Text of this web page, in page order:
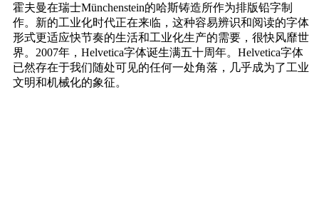
霍夫曼在瑞士Münchenstein的哈斯铸造所作为排版铅字制
作。新的工业化时代正在来临，这种容易辨识和阅读的字体
形式更适应快节奏的生活和工业化生产的需要，很快风靡世
界。2007年，Helvetica字体诞生满五十周年。Helvetica字体
已然存在于我们随处可见的任何一处角落，几乎成为了工业
文明和机械化的象征。